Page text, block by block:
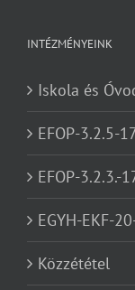
INTÉZMÉNYEINK
Iskola és
EFOP-3.2.5-
EFOP-3.2.3.-
EGYH-EKF-
Közzététel